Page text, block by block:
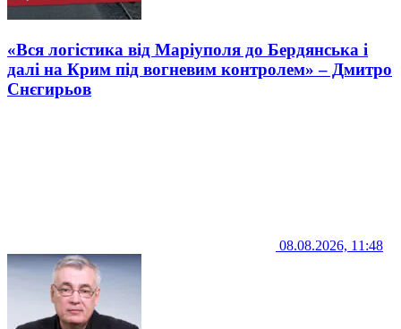
«Вся логістика від Маріуполя до Бердянська і
далі на Крим під вогневим контролем» – Дмитро
Снєгирьов
08.08.2026, 11:48